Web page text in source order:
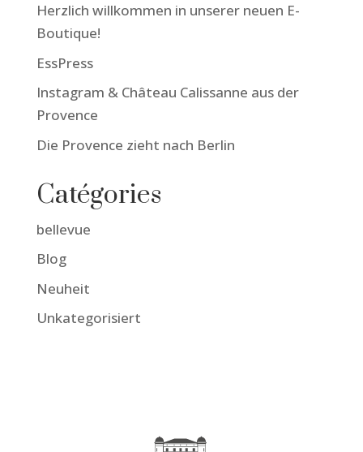
Herzlich willkommen in unserer neuen E-
Boutique!
EssPress
Instagram & Château Calissanne aus der
Provence
Die Provence zieht nach Berlin
Catégories
bellevue
Blog
Neuheit
Unkategorisiert